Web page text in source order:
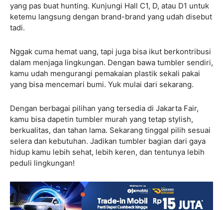
yang pas buat hunting. Kunjungi Hall C1, D, atau D1 untuk
ketemu langsung dengan brand-brand yang udah disebut
tadi.
Nggak cuma hemat uang, tapi juga bisa ikut berkontribusi
dalam menjaga lingkungan. Dengan bawa tumbler sendiri,
kamu udah mengurangi pemakaian plastik sekali pakai
yang bisa mencemari bumi. Yuk mulai dari sekarang.
Dengan berbagai pilihan yang tersedia di Jakarta Fair,
kamu bisa dapetin tumbler murah yang tetap stylish,
berkualitas, dan tahan lama. Sekarang tinggal pilih sesuai
selera dan kebutuhan. Jadikan tumbler bagian dari gaya
hidup kamu lebih sehat, lebih keren, dan tentunya lebih
peduli lingkungan!